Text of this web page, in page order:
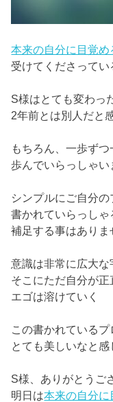
本来の自分に目覚
受けてくださってい
S様はとても変わっ
2年前とは別人だと
もちろん、一歩ずつ
歩んでいらっしゃい
シンプルにご自分の
書かれていらっしゃ
補足する事はありま
意識は非常に広大な
そこにただ自分が
エゴは溶けていく
この書かれているプ
とても美しいなと感
S様、ありがとうご
明日は本来の自分